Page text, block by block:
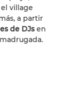
village
a partir
de DJsen